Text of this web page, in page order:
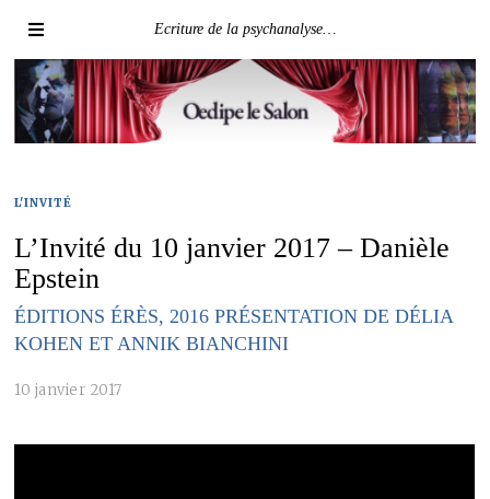
Ecriture de la psychanalyse…
L'INVITÉ
L’Invité du 10 janvier 2017 – Danièle
Epstein
ÉDITIONS ÉRÈS, 2016 PRÉSENTATION DE DÉLIA
KOHEN ET ANNIK BIANCHINI
10 janvier 2017